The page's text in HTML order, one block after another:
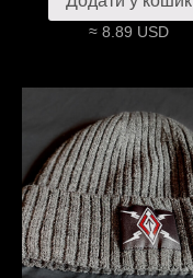
≈ 8.89 USD